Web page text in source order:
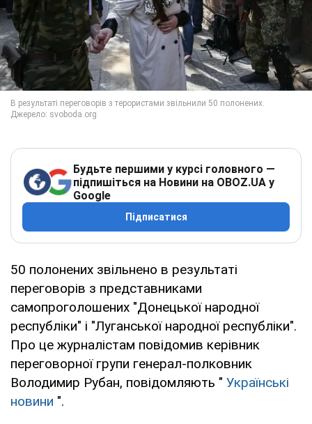
Будьте першими у курсі головного —
підпишіться на Новини на OBOZ.UA у
Google
Підписатися
50 полонених звільнено в результаті
переговорів з представниками
самопроголошених "Донецької народної
республіки" і "Луганської народної республіки".
Про це журналістам повідомив керівник
переговорної групи генерал-полковник
Володимир Рубан, повідомляють " Українські
новини ".